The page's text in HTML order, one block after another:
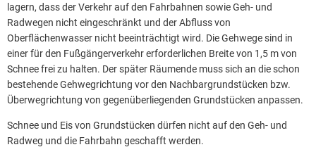
lagern, dass der Verkehr auf den Fahrbahnen sowie Geh- und
Radwegen nicht eingeschränkt und der Abfluss von
Oberflächenwasser nicht beeinträchtigt wird. Die Gehwege sind in
einer für den Fußgängerverkehr erforderlichen Breite von 1,5 m von
Schnee frei zu halten. Der später Räumende muss sich an die schon
bestehende Gehwegrichtung vor den Nachbargrundstücken bzw.
Überwegrichtung von gegenüberliegenden Grundstücken anpassen.
Schnee und Eis von Grundstücken dürfen nicht auf den Geh- und
Radweg und die Fahrbahn geschafft werden.